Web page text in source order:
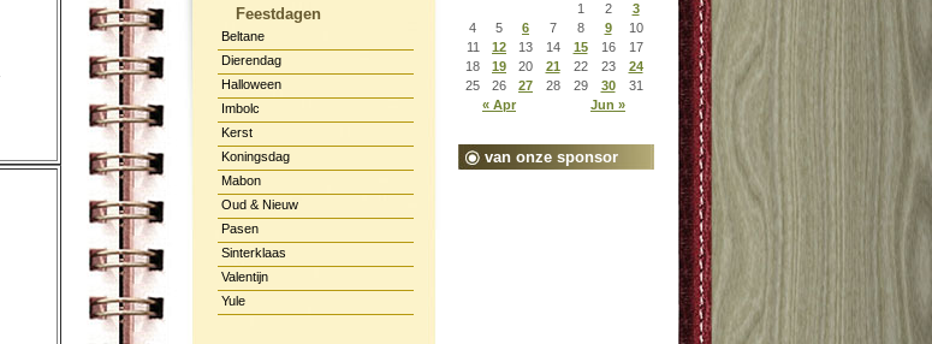
Feestdagen
Beltane
Dierendag
Halloween
Imbolc
Kerst
Koningsdag
Mabon
Oud & Nieuw
Pasen
Sinterklaas
Valentijn
Yule
« Apr Jun »
1 2
3
4
5 6 7 8 9
10
11
12 13 14 15 16
17
18
19 20 21 22 23
24
25
26 27 28 29 30 31
van onze sponsor